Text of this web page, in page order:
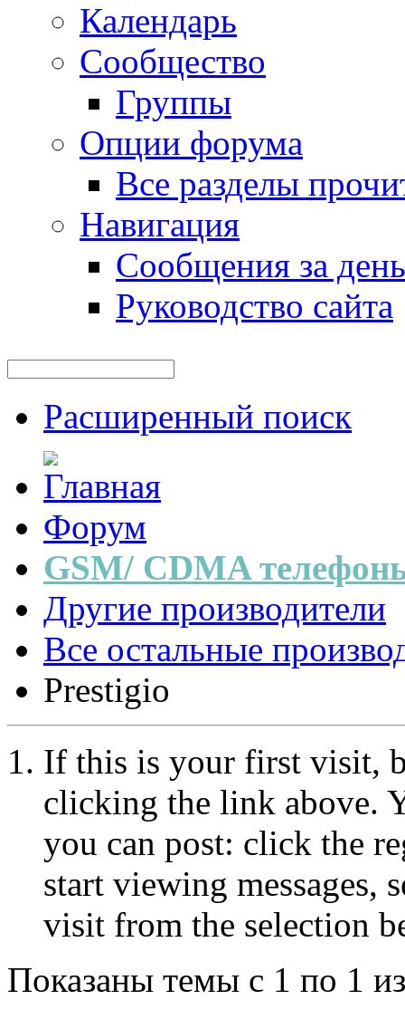
Календарь
Сообщество
Группы
Опции форума
Все разделы
Навигация
Сообщения за день
Руководство сайта
Расширенный поиск
Форум
GSM/ CDMA
Другие производители
Все остальные
Prestigio
If this is your first visit,
clicking the link above.
you can post: click the
start viewing messages,
visit from the selection
Показаны темы с 1 по 1